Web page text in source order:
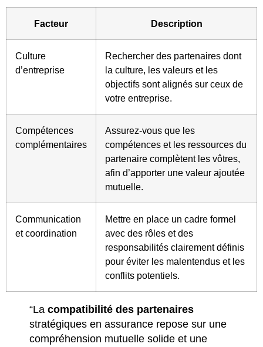
Facteur Description
Culture
d’entreprise
Rechercher des partenaires dont
la culture, les valeurs et les
objectifs sont alignés sur ceux de
votre entreprise.
Compétences
complémentaires
Assurez-vous que les
compétences et les ressources du
partenaire complètent les vôtres,
afin d’apporter une valeur ajoutée
mutuelle.
Communication
et coordination
Mettre en place un cadre formel
avec des rôles et des
responsabilités clairement définis
pour éviter les malentendus et les
conflits potentiels.
“La compatibilité des partenaires
stratégiques en assurance repose sur une
compréhension mutuelle solide et une